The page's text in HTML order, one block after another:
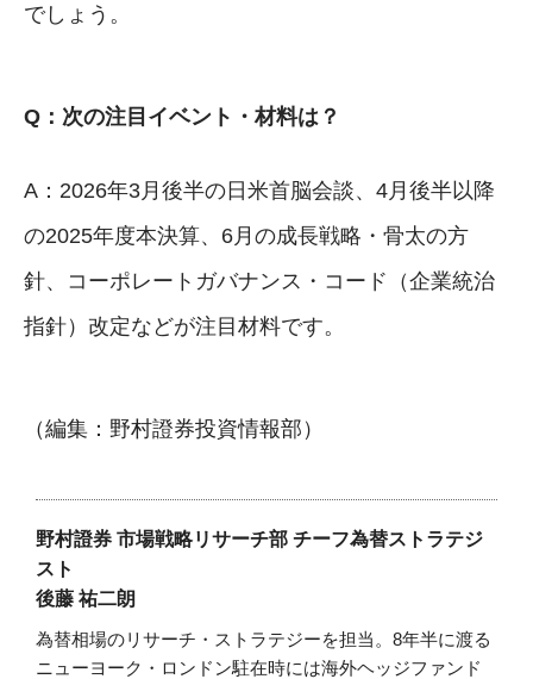
でしょう。
Q：次の注目イベント・材料は？
A：2026年3月後半の日米首脳会談、4月後半以降
の2025年度本決算、6月の成長戦略・骨太の方
針、コーポレートガバナンス・コード（企業統治
指針）改定などが注目材料です。
（編集：野村證券投資情報部）
野村證券 市場戦略リサーチ部 チーフ為替ストラテジ
スト
後藤 祐二朗
為替相場のリサーチ・ストラテジーを担当。8年半に渡る
ニューヨーク・ロンドン駐在時には海外ヘッジファンド